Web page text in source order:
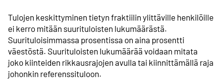
Tulojen keskittyminen tietyn fraktiilin ylittäville henkilöille
ei kerro mitään suurituloisten lukumäärästä.
Suurituloisimmassa prosentissa on aina prosentti
väestöstä. Suurituloisten lukumäärää voidaan mitata
joko kiinteiden rikkausrajojen avulla tai kiinnittämällä raja
johonkin referenssituloon.